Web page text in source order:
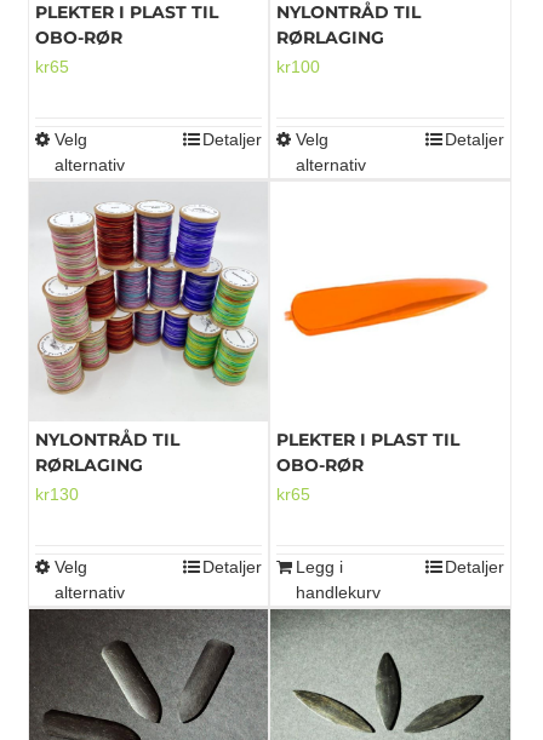
PLEKTER I PLAST TIL
OBO-RØR
kr65
Velg
alternativ
Dette
har
flere
varianter.
Alternativene
kan
velges
produktsiden
Detaljer
NYLONTRÅD TIL
RØRLAGING
kr100
Velg
alternativ
Dette
Alternativene
Detaljer
NYLONTRÅD TIL
RØRLAGING
kr130
Velg
alternativ
Dette
har
flere
varianter.
Alternativene
Detaljer
PLEKTER I PLAST TIL
OBO-RØR
kr65
Legg i
handlekurv
Detaljer